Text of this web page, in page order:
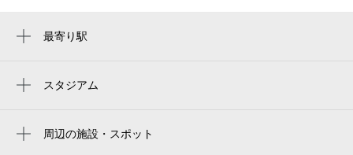
最寄り駅
スタジアム
周辺の施設・スポット